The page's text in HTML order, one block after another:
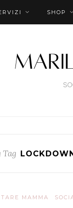
SHOP
MAMMA